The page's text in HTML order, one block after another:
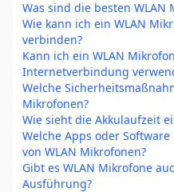
Was sind die besten WLAN
Wie kann ich ein WLAN
verbinden?
Kann ich ein WLAN
Internetverbindung
Welche
Mikrofonen?
Wie sieht die Akkulaufzeit
Welche Apps oder
von WLAN Mikrofonen?
Gibt es WLAN Mikrofone
Ausführung?